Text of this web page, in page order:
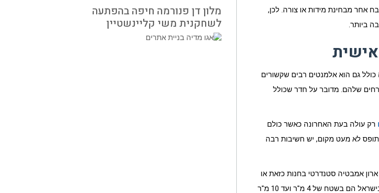
אחר מבחינת מידות או צורה. לכן,
ביותר.
גם הוא אלמנטים רבים שקשורים
שלהם. מדובר על חדר שכולל
רק עולה בעת האחרונה כאשר כולם
תופס לא מעט מקום, יש חשיבות רבה
אמבטיה סטנדרטי בחנות כזאת או
אחרת, אך אין כמו התאמה מדויקת של הארון לשטח החדר. רוב חדרי הרחצה בישראל הם בשטח של 4 מ"ר ועד 10 מ"ר
מלון דן פנורמה חיפה בהפתעה
לשחקנית משי קליינשטיין